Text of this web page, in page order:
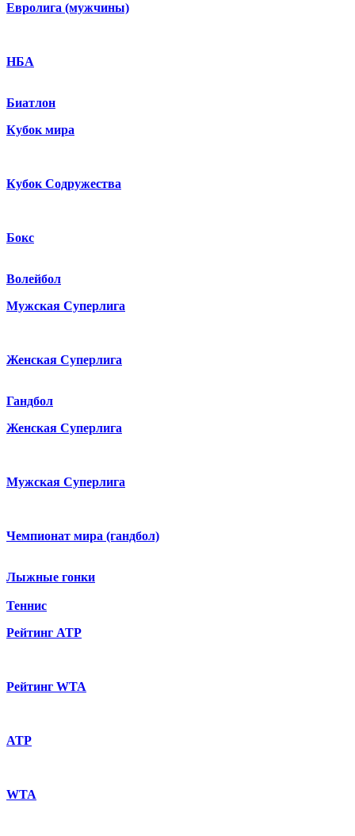
Евролига (мужчины)
НБА
Биатлон
Кубок мира
Кубок Содружества
Бокс
Волейбол
Мужская Суперлига
Женская Суперлига
Гандбол
Женская Суперлига
Мужская Суперлига
Чемпионат мира (гандбол)
Лыжные гонки
Теннис
Рейтинг ATP
Рейтинг WTA
ATP
WTA